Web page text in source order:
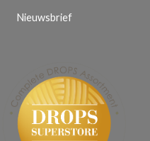
Nieuwsbrief